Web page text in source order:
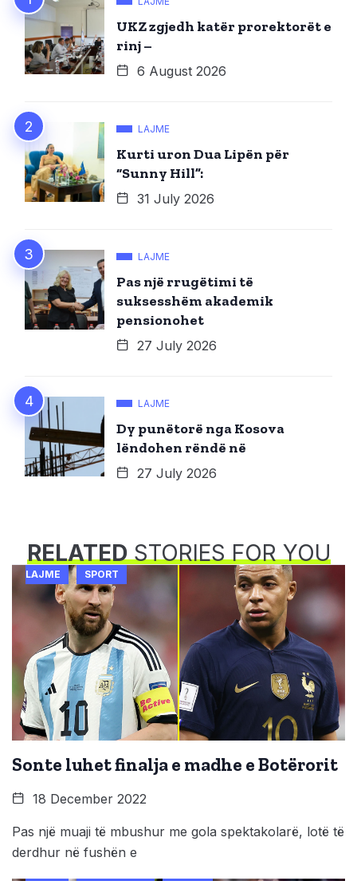
UKZ zgjedh katër prorektorët e
rinj –
6 August 2026
LAJME
Kurti uron Dua Lipën për
“Sunny Hill”:
31 July 2026
LAJME
Pas një rrugëtimi të
suksesshëm akademik
pensionohet
27 July 2026
LAJME
Dy punëtorë nga Kosova
lëndohen rëndë në
27 July 2026
RELATEDSTORIES FOR YOU
LAJME SPORT
Sonte luhet finalja e madhe e Botërorit
18 December 2022
Pas një muaji të mbushur me gola spektakolarë, lotë të
derdhur në fushën e